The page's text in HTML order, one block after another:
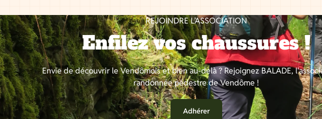
REJOINDRE L’ASSOCIATION
Enfilez vos chaussures !
Envie de découvrir le Vendômois et bien au-delà ? Rejoignez BALADE,
randonnée pédestre de Vendôme !
Adhérer